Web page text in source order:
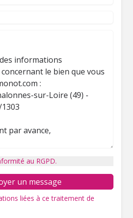
au RGPD.
un message
liées à ce traitement de